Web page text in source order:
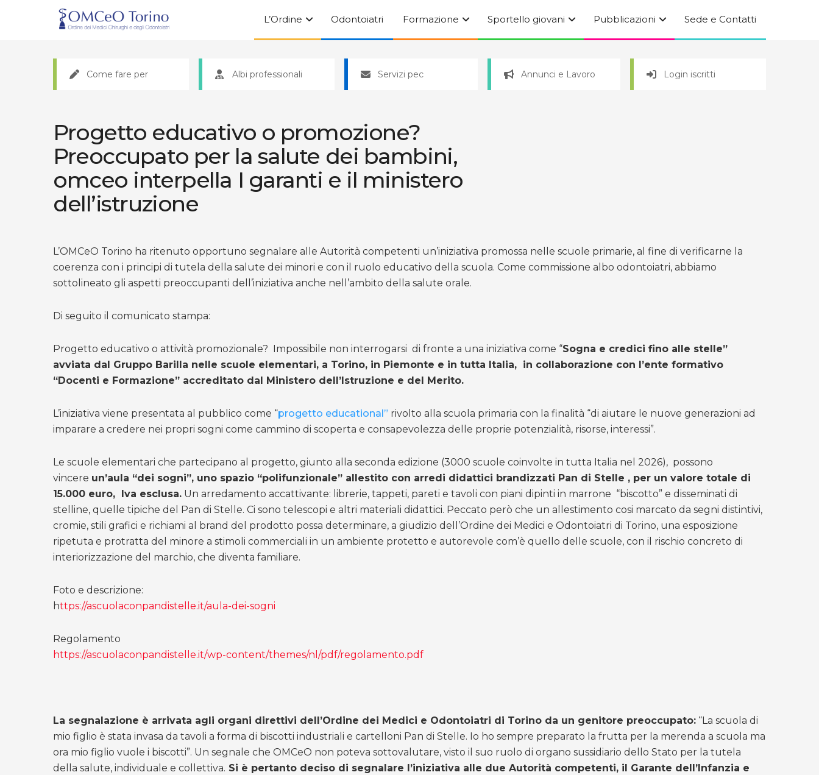
L’Ordine Odontoiatri Formazione Sportello giovani Pubblicazioni Sede e Contatti
Come fare per Albi professionali Servizi pec Annunci e Lavoro Login iscritti
Progetto educativo o promozione?
Preoccupato per la salute dei bambini,
omceo interpella I garanti e il ministero
dell’istruzione
L’OMCeO Torino ha ritenuto opportuno segnalare alle Autorità competenti un’iniziativa promossa nelle scuole primarie, al fine di verificarne la
coerenza con i principi di tutela della salute dei minori e con il ruolo educativo della scuola. Come commissione albo odontoiatri, abbiamo
sottolineato gli aspetti preoccupanti dell’iniziativa anche nell’ambito della salute orale.
Di seguito il comunicato stampa:
Progetto educativo o attività promozionale? Impossibile non interrogarsi di fronte a una iniziativa come “Sogna e credici fino alle stelle”
avviata dal Gruppo Barilla nelle scuole elementari, a Torino, in Piemonte e in tutta Italia, in collaborazione con l’ente formativo
“Docenti e Formazione” accreditato dal Ministero dell’Istruzione e del Merito.
L’iniziativa viene presentata al pubblico come “progetto educational” rivolto alla scuola primaria con la finalità “di aiutare le nuove generazioni ad
imparare a credere nei propri sogni come cammino di scoperta e consapevolezza delle proprie potenzialità, risorse, interessi”.
Le scuole elementari che partecipano al progetto, giunto alla seconda edizione (3000 scuole coinvolte in tutta Italia nel 2026), possono
vincere un’aula “dei sogni”, uno spazio “polifunzionale” allestito con arredi didattici brandizzati Pan di Stelle , per un valore totale di
15.000 euro, Iva esclusa. Un arredamento accattivante: librerie, tappeti, pareti e tavoli con piani dipinti in marrone “biscotto” e disseminati di
stelline, quelle tipiche del Pan di Stelle. Ci sono telescopi e altri materiali didattici. Peccato però che un allestimento cosi marcato da segni distintivi,
cromie, stili grafici e richiami al brand del prodotto possa determinare, a giudizio dell’Ordine dei Medici e Odontoiatri di Torino, una esposizione
ripetuta e protratta del minore a stimoli commerciali in un ambiente protetto e autorevole com’è quello delle scuole, con il rischio concreto di
interiorizzazione del marchio, che diventa familiare.
Foto e descrizione:
https://ascuolaconpandistelle.it/aula-dei-sogni
Regolamento
https://ascuolaconpandistelle.it/wp-content/themes/nl/pdf/regolamento.pdf
La segnalazione è arrivata agli organi direttivi dell’Ordine dei Medici e Odontoiatri di Torino da un genitore preoccupato: “La scuola di
mio figlio è stata invasa da tavoli a forma di biscotti industriali e cartelloni Pan di Stelle. Io ho sempre preparato la frutta per la merenda a scuola ma
ora mio figlio vuole i biscotti”. Un segnale che OMCeO non poteva sottovalutare, visto il suo ruolo di organo sussidiario dello Stato per la tutela
della salute, individuale e collettiva. Si è pertanto deciso di segnalare l’iniziativa alle due Autorità competenti, il Garante dell’Infanzia e